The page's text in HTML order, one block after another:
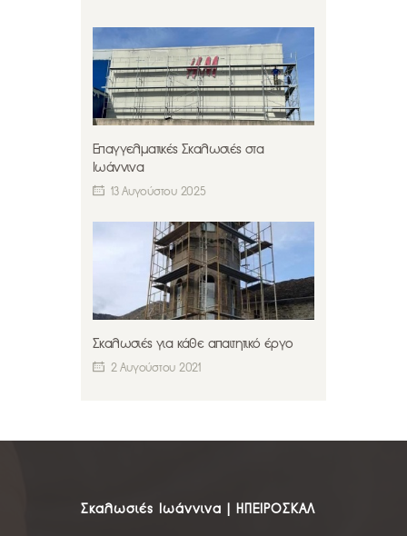
Επαγγελματικές Σκαλωσιές στα
Ιωάννινα
13 Αυγούστου 2025
Σκαλωσιές για κάθε απαιτητικό έργο
2 Αυγούστου 2021
Σκαλωσιές Ιωάννινα | ΗΠΕΙΡΟΣΚΑΛ